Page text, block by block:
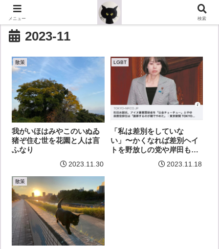
2023-11
散策
我がいほはみやこのいぬゐ
猪ぞ住む世を花園と人は言
ふなり
2023.11.30
LGBT
「私は差別をしていな
い」〜かくなれば差別ヘイ
トを野放しの党や岸田も人
2023.11.18
散策
メニュー 検索